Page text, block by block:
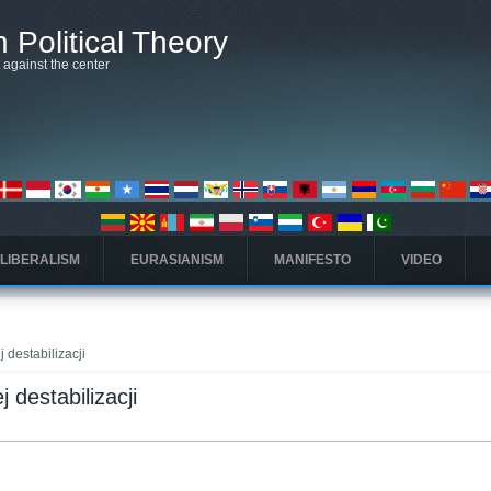
Political Theory
the center
EURASIANISM MANIFESTO VIDEO
destabilizacji
destabilizacji